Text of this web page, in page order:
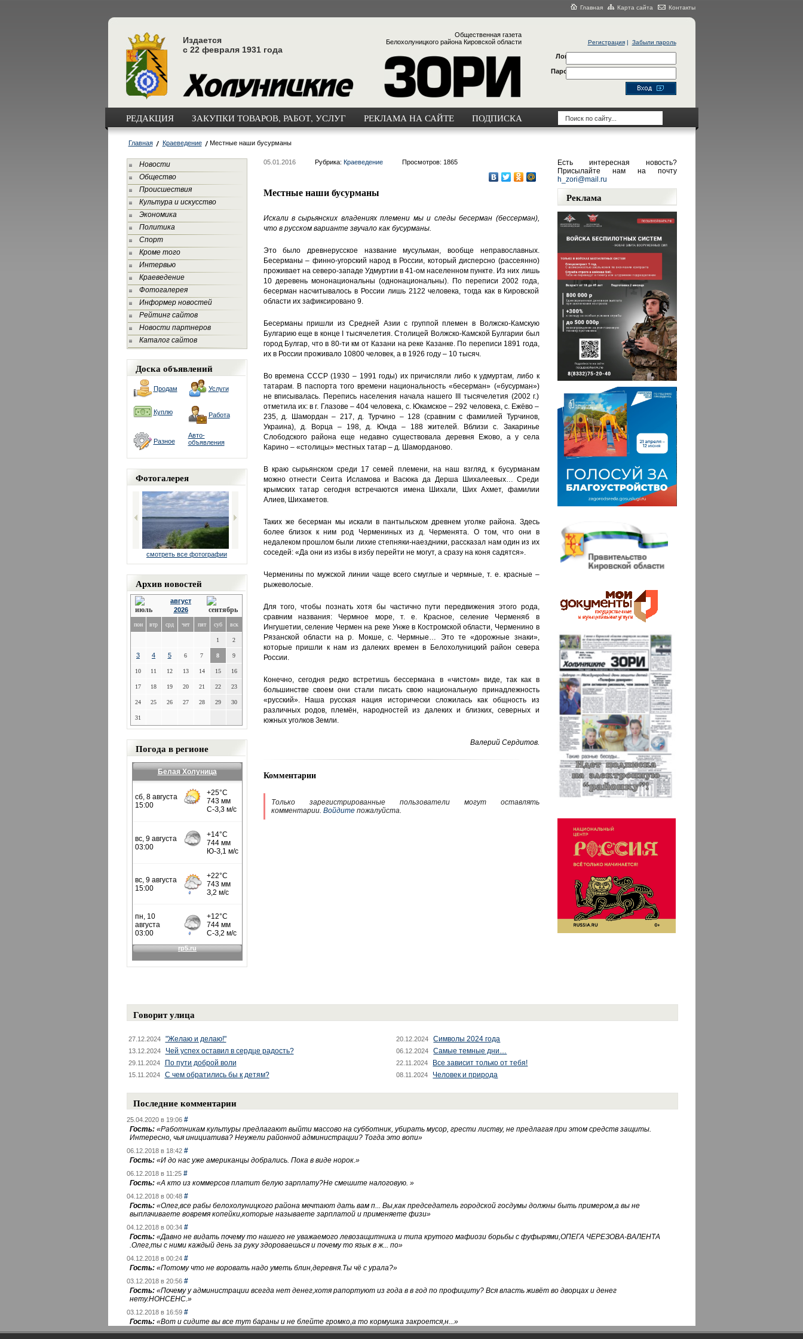
Главная Карта сайта Контакты
Издается
с 22 февраля 1931 года
Общественная газета
Белохолуницкого района Кировской области
Регистрация| Забыли пароль
Логин
Пароль
РЕДАКЦИЯ ЗАКУПКИ ТОВАРОВ, РАБОТ, УСЛУГ РЕКЛАМА НА САЙТЕ ПОДПИСКА
Главная Краеведение Местные наши бусурманы
Новости
Общество
Происшествия
Культура и искусство
Экономика
Политика
Спорт
Кроме того
Интервью
Краеведение
Фотогалерея
Информер новостей
Рейтинг сайтов
Новости партнеров
Каталог сайтов
Доска объявлений
Продам Услуги
Куплю Работа
Разное
Авто-
объявления
Фотогалерея
смотреть все фотографии
Архив новостей
август
2026
пон втр срд чет пят суб вск
1 2
3 4 5 6 7 8 9
10 11 12 13 14 15 16
17 18 19 20 21 22 23
24 25 26 27 28 29 30
31
Погода в регионе
Белая Холуница
05.01.2016 Рубрика: Краеведение Просмотров: 1865
Местные наши бусурманы
Искали в сырьянских владениях племени мы и следы бесерман (бессерман),
что в русском варианте звучало как бусурманы.
Это было древнерусское название мусульман, вообще неправославных.
Бесерманы – финно-угорский народ в России, который дисперсно (рассеянно)
проживает на северо-западе Удмуртии в 41-ом населенном пункте. Из них лишь
10 деревень мононациональны (однонациональны). По переписи 2002 года,
бесерман насчитывалось в России лишь 2122 человека, тогда как в Кировской
области их зафиксировано 9.
Бесерманы пришли из Средней Азии с группой племен в Волжско-Камскую
Булгарию еще в конце I тысячелетия. Столицей Волжско-Камской Булгарии был
город Булгар, что в 80-ти км от Казани на реке Казанке. По переписи 1891 года,
их в России проживало 10800 человек, а в 1926 году – 10 тысяч.
Во времена СССР (1930 – 1991 годы) их причисляли либо к удмуртам, либо к
татарам. В паспорта того времени национальность «бесерман» («бусурман»)
не вписывалась. Перепись населения начала нашего III тысячелетия (2002 г.)
отметила их: в г. Глазове – 404 человека, с. Юкамское – 292 человека, с. Ежёво –
235, д. Шамордан – 217, д. Турчино – 128 (сравним с фамилией Турчинов,
Украина), д. Ворца – 198, д. Юнда – 188 жителей. Вблизи с. Закаринье
Слободского района еще недавно существовала деревня Ежово, а у села
Карино – «столицы» местных татар – д. Шаморданово.
В краю сырьянском среди 17 семей племени, на наш взгляд, к бусурманам
можно отнести Сеита Исламова и Васюка да Дерша Шихалеевых… Среди
крымских татар сегодня встречаются имена Шихали, Ших Ахмет, фамилии
Алиев, Шихаметов.
Таких же бесерман мы искали в пантыльском древнем уголке района. Здесь
более близок к ним род Чермениных из д. Черменята. О том, что они в
недалеком прошлом были лихие степняки-наездники, рассказал нам один из их
соседей: «Да они из избы в избу перейти не могут, а сразу на коня садятся».
Черменины по мужской линии чаще всего смуглые и чермные, т. е. красные –
рыжеволосые.
Для того, чтобы познать хотя бы частично пути передвижения этого рода,
сравним названия: Чермное море, т. е. Красное, селение Черменяб в
Ингушетии, селение Чермен на реке Унже в Костромской области, Черменино в
Рязанской области на р. Мокше, с. Чермные… Это те «дорожные знаки»,
которые пришли к нам из далеких времен в Белохолуницкий район севера
России.
Конечно, сегодня редко встретишь бессермана в «чистом» виде, так как в
большинстве своем они стали писать свою национальную принадлежность
«русский». Наша русская нация исторически сложилась как общность из
различных родов, племён, народностей из далеких и близких, северных и
южных уголков Земли.
Валерий Сердитов.
Комментарии
Только зарегистрированные пользователи могут оставлять
комментарии. Войдитепожалуйста.
Есть интересная новость?
Присылайте нам на почту
h_zori@mail.ru
Реклама
Говорит улица
27.12.2024 "Желаю и делаю!" 20.12.2024 Символы 2024 года
13.12.2024 Чей успех оставил в сердце радость? 06.12.2024 Самые темные дни…
29.11.2024 По пути доброй воли 22.11.2024 Все зависит только от тебя!
15.11.2024 С чем обратились бы к детям? 08.11.2024 Человек и природа
Последние комментарии
25.04.2020 в 19:06 #
Гость: «Работникам культуры предлагают выйти массово на субботник, убирать мусор, грести листву, не предлагая при этом средств защиты.
Интересно, чья инициатива? Неужели районной администрации? Тогда это вопи»
06.12.2018 в 18:42 #
Гость: «И до нас уже американцы добрались. Пока в виде норок.»
06.12.2018 в 11:25 #
Гость: «А кто из коммерсов платит белую зарплату?Не смешите налоговую. »
04.12.2018 в 00:48 #
Гость: «Олег,все рабы белохолуницкого района мечтают дать вам п... Вы,как председатель городской госдумы должны быть примером,а вы не
выплачиваете вовремя копейки,которые называете зарплатой и применяете физи»
04.12.2018 в 00:34 #
Гость: «Давно не видать почему то нашего не уважаемого левозащитника и типа крутого мафиози борьбы с фуфырями,ОПЕГА ЧЕРЕЗОВА-ВАЛЕНТА
.Олег,ты с ними каждый день за руку здороваешься и почему то язык в ж... по»
04.12.2018 в 00:24 #
Гость: «Потому что не воровать надо уметь блин,деревня.Ты чё с урала?»
03.12.2018 в 20:56 #
Гость: «Почему у администрации всегда нет денег,хотя рапортуют из года в в год по профициту? Вся власть живёт во дворцах и денег
нету.НОНСЕНС.»
03.12.2018 в 16:59 #
Гость: «Вот и сидите вы все тут бараны и не блейте громко,а то кормушка закроется,н...»